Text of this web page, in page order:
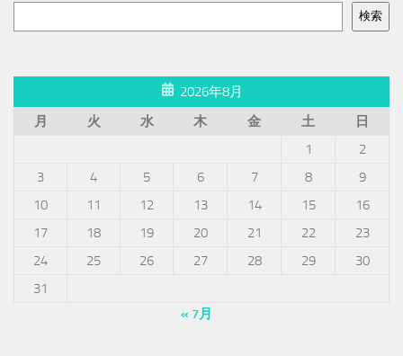
検索
2026年8月
月
火 水 木 金 土
日
1
2
3
4 5 6 7 8
9
10
11 12 13 14 15
16
17
18 19 20 21 22
23
24
25 26 27 28 29
30
31
« 7月